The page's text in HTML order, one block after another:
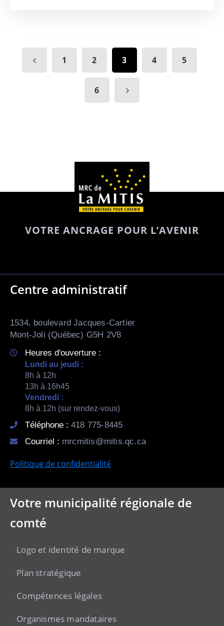
1 2 3 4 5
6
VOTRE ANCRAGE POUR L’AVENIR
Centre administratif
1534, boulevard Jacques-Cartier
Mont-Joli (Québec) G5H 2V8
Heures d'ouverture :
Lundi au jeudi :
8h à 12h
13h à 16h45
Vendredi :
8h à 12h (sur rendez-vous)
Téléphone : 418 775-8445
Courriel : mrcmitis@mitis.qc.ca
Politique de confidentialité
Votre municipalité régionale de
comté
Logo et identité de marque
Plan stratégique
Compétences légales
Organismes mandataires